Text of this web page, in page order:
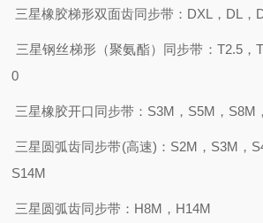
三星橡胶梯形双面齿同步带： DXL，DL，
三星钢丝梯形（聚氨酯）同步带： T2.5，
0
三星橡胶开口同步带： S3M，S5M，S8M
三星圆弧齿同步带(高速)：S2M，S3M，
S14M
三星圆弧齿同步带： H8M，H14M